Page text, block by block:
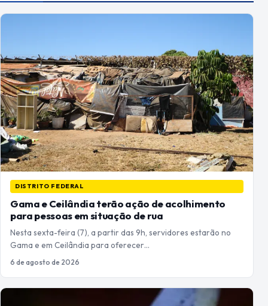
DISTRITO FEDERAL
Gama e Ceilândia terão ação de acolhimento
para pessoas em situação de rua
Nesta sexta-feira (7), a partir das 9h, servidores estarão no
Gama e em Ceilândia para oferecer…
6 de agosto de 2026